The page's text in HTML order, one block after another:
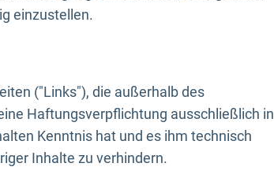
einzustellen.
("Links"), die außerhalb des
Haftungsverpflichtung ausschließlich in
Kenntnis hat und es ihm technisch
Inhalte zu verhindern.